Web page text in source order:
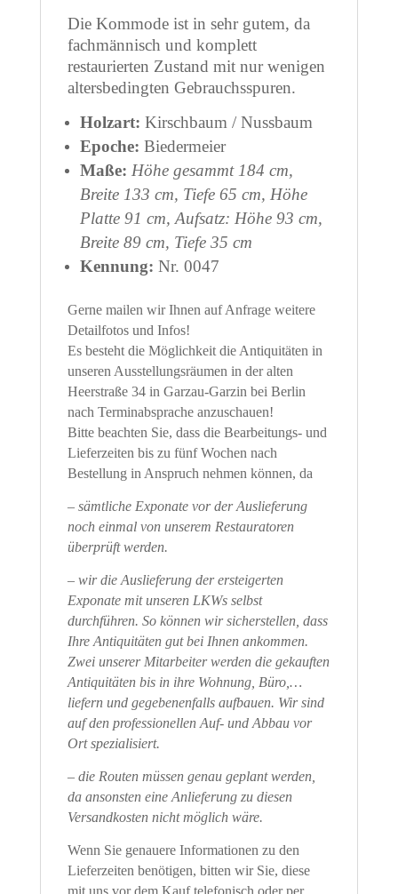
Die Kommode ist in sehr gutem, da
fachmännisch und komplett
restaurierten Zustand mit nur wenigen
altersbedingten Gebrauchsspuren.
Holzart: Kirschbaum / Nussbaum
Epoche: Biedermeier
Maße: Höhe gesammt 184 cm,
Breite 133 cm, Tiefe 65 cm, Höhe
Platte 91 cm, Aufsatz: Höhe 93 cm,
Breite 89 cm, Tiefe 35 cm
Kennung: Nr. 0047
Gerne mailen wir Ihnen auf Anfrage weitere
Detailfotos und Infos!
Es besteht die Möglichkeit die Antiquitäten in
unseren Ausstellungsräumen in der alten
Heerstraße 34 in Garzau-Garzin bei Berlin
nach Terminabsprache anzuschauen!
Bitte beachten Sie, dass die Bearbeitungs- und
Lieferzeiten bis zu fünf Wochen nach
Bestellung in Anspruch nehmen können, da
– sämtliche Exponate vor der Auslieferung
noch einmal von unserem Restauratoren
überprüft werden.
– wir die Auslieferung der ersteigerten
Exponate mit unseren LKWs selbst
durchführen. So können wir sicherstellen, dass
Ihre Antiquitäten gut bei Ihnen ankommen.
Zwei unserer Mitarbeiter werden die gekauften
Antiquitäten bis in ihre Wohnung, Büro,…
liefern und gegebenenfalls aufbauen. Wir sind
auf den professionellen Auf- und Abbau vor
Ort spezialisiert.
– die Routen müssen genau geplant werden,
da ansonsten eine Anlieferung zu diesen
Versandkosten nicht möglich wäre.
Wenn Sie genauere Informationen zu den
Lieferzeiten benötigen, bitten wir Sie, diese
mit uns vor dem Kauf telefonisch oder per